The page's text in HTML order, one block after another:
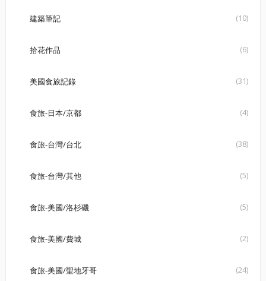
建築筆記 (10)
拾花作品 (6)
美國食旅記錄 (31)
食旅-日本/京都 (4)
食旅-台灣/台北 (38)
食旅-台灣/其他 (5)
食旅-美國/洛杉磯 (5)
食旅-美國/費城 (2)
食旅-美國/聖地牙哥 (24)